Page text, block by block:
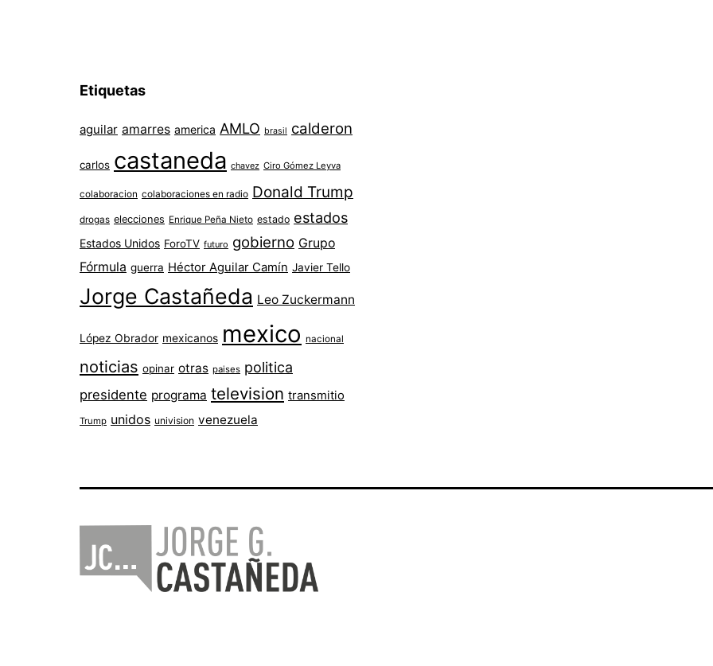
Etiquetas
aguilar amarres america AMLO brasil calderon
carlos castaneda chavez Ciro Gómez Leyva
colaboracion colaboraciones en radio Donald Trump
drogas elecciones Enrique Peña Nieto estado estados
Estados Unidos ForoTV futuro gobierno Grupo
Fórmula guerra Héctor Aguilar Camín Javier Tello
Jorge Castañeda Leo Zuckermann
López Obrador mexicanos mexico nacional
noticias opinar otras paises politica
presidente programa television transmitio
Trump unidos univision venezuela